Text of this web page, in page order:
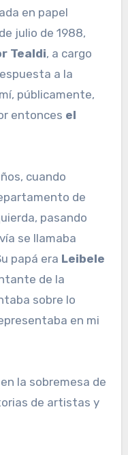
en papel
julio de 1988,
Tealdi, a cargo
a la
públicamente,
entonces el
cuando
de
pasando
se llamaba
papá era Leibele
de la
sobre lo
en mi
la sobremesa de
de artistas y